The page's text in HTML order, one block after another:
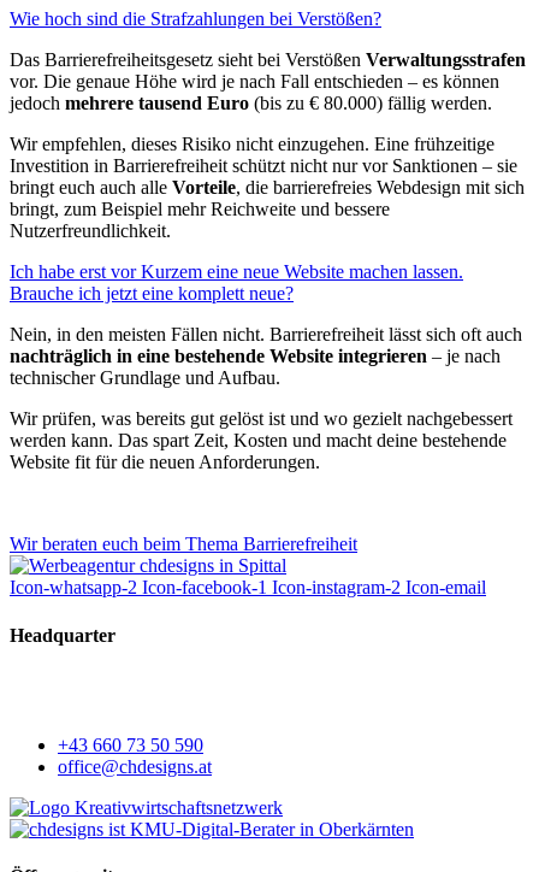
Wie hoch sind die Strafzahlungen bei Verstößen?
Das Barrierefreiheitsgesetz sieht bei Verstößen Verwaltungsstrafen
vor. Die genaue Höhe wird je nach Fall entschieden – es können
jedoch mehrere tausend Euro (bis zu € 80.000) fällig werden.
Wir empfehlen, dieses Risiko nicht einzugehen. Eine frühzeitige
Investition in Barrierefreiheit schützt nicht nur vor Sanktionen – sie
bringt euch auch alle Vorteile, die barrierefreies Webdesign mit sich
bringt, zum Beispiel mehr Reichweite und bessere
Nutzerfreundlichkeit.
Ich habe erst vor Kurzem eine neue Website machen lassen.
Brauche ich jetzt eine komplett neue?
Nein, in den meisten Fällen nicht. Barrierefreiheit lässt sich oft auch
nachträglich in eine bestehende Website integrieren – je nach
technischer Grundlage und Aufbau.
Wir prüfen, was bereits gut gelöst ist und wo gezielt nachgebessert
werden kann. Das spart Zeit, Kosten und macht deine bestehende
Website fit für die neuen Anforderungen.
Wir beraten euch beim Thema Barrierefreiheit
Icon-whatsapp-2 Icon-facebook-1 Icon-instagram-2 Icon-email
Headquarter
+43 660 73 50 590
office@chdesigns.at